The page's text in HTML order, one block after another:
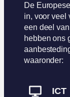
De
in, voor veel
een deel
hebben ons
waaronder:
ICT